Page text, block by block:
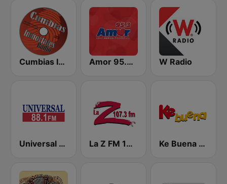
Cumbias Inmortales Radio Amor 95.3 FM W Radio
Universal 88.1 FM La Z FM 107.3 Ke Buena 92.9 FM